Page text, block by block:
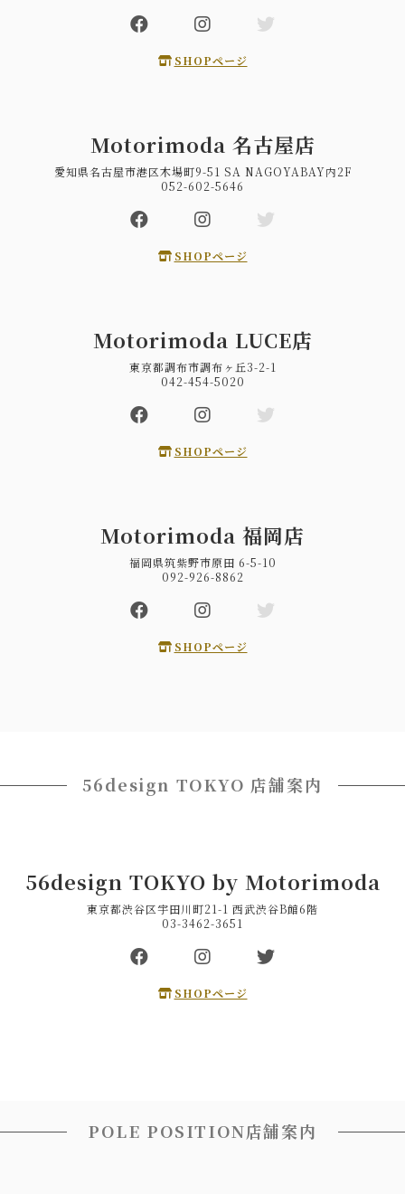
SHOPページ
Motorimoda 名古屋店
愛知県名古屋市港区木場町9-51 SA NAGOYABAY内2F
052-602-5646
SHOPページ
Motorimoda LUCE店
東京都調布市調布ヶ丘3-2-1
042-454-5020
SHOPページ
Motorimoda 福岡店
福岡県筑紫野市原田 6-5-10
092-926-8862
SHOPページ
56design TOKYO 店舗案内
56design TOKYO by Motorimoda
東京都渋谷区宇田川町21-1 西武渋谷B館6階
03-3462-3651
SHOPページ
POLE POSITION店舗案内